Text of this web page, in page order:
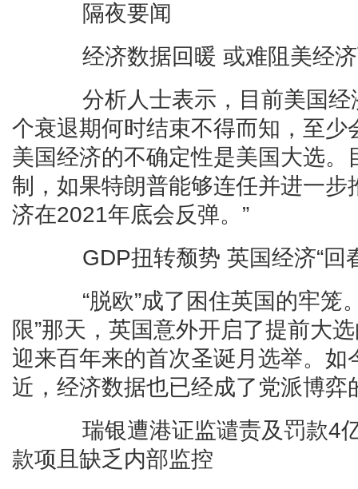
隔夜要闻
经济数据回暖 或难阻美经
分析人士表示，目前美国经
个衰退期何时结束不得而知，至少
美国经济的不确定性是美国大选
制，如果特朗普能够连任并进一
济在2021年底会反弹。”
GDP扭转颓势 英国经济“回
“脱欧”成了困住英国的牢笼
限”那天，英国意外开启了提前大
迎来百年来的首次圣诞月选举。
近，经济数据也已经成了党派博弈
瑞银遭港证监谴责及罚款4
款项且缺乏内部监控